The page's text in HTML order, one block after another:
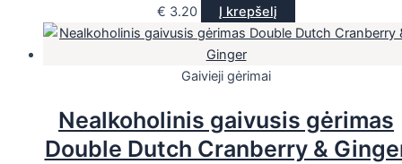
€ 3.20 Į krepšelį
Gaivieji gėrimai
Nealkoholinis gaivusis gėrimas
Double Dutch Cranberry &